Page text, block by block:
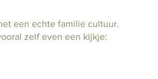
een echte familie cultuur.
zelf even een kijkje: